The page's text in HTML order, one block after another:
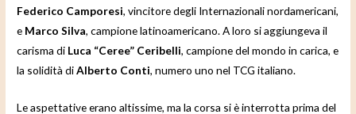
Federico Camporesi, vincitore degli Internazionali nordamericani,
e Marco Silva, campione latinoamericano. A loro si aggiungeva il
carisma di Luca “Ceree” Ceribelli, campione del mondo in carica, e
la solidità diAlberto Conti, numero uno nel TCG italiano.
Le aspettative erano altissime, ma la corsa si è interrotta prima del